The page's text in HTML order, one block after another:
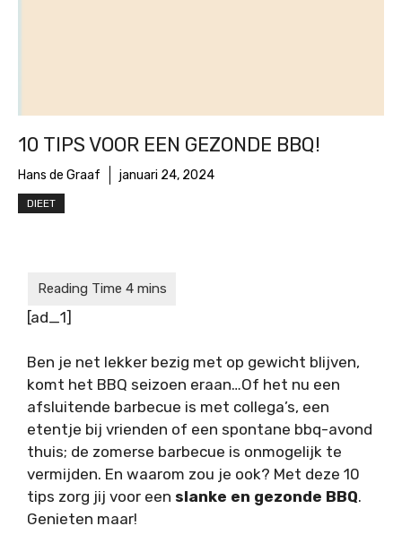
10 TIPS VOOR EEN GEZONDE BBQ!
Hans de Graaf januari 24, 2024
DIEET
[ad_1]
Ben je net lekker bezig met op gewicht blijven,
komt het BBQ seizoen eraan…Of het nu een
afsluitende barbecue is met collega’s, een
etentje bij vrienden of een spontane bbq-avond
thuis; de zomerse barbecue is onmogelijk te
vermijden. En waarom zou je ook? Met deze 10
tips zorg jij voor een slanke en gezonde BBQ.
Genieten maar!